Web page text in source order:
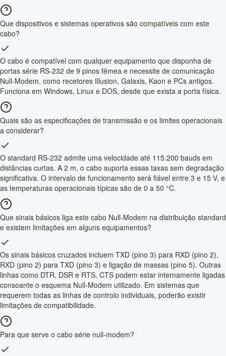
Que dispositivos e sistemas operativos são compatíveis com este
cabo?
O cabo é compatível com qualquer equipamento que disponha de
portas série RS-232 de 9 pinos fêmea e necessite de comunicação
Null-Modem, como recetores Illusion, Galaxis, Kaon e PCs antigos.
Funciona em Windows, Linux e DOS, desde que exista a porta física.
Quais são as especificações de transmissão e os limites operacionais
a considerar?
O standard RS-232 admite uma velocidade até 115.200 bauds em
distâncias curtas. A 2 m, o cabo suporta essas taxas sem degradação
significativa. O intervalo de funcionamento será fiável entre 3 e 15 V, e
as temperaturas operacionais típicas são de 0 a 50 °C.
Que sinais básicos liga este cabo Null-Modem na distribuição standard
e existem limitações em alguns equipamentos?
Os sinais básicos cruzados incluem TXD (pino 3) para RXD (pino 2),
RXD (pino 2) para TXD (pino 3) e ligação de massas (pino 5). Outras
linhas como DTR, DSR e RTS, CTS podem estar internamente ligadas
consoante o esquema Null-Modem utilizado. Em sistemas que
requerem todas as linhas de controlo individuais, poderão existir
limitações de compatibilidade.
Para que serve o cabo série null-modem?